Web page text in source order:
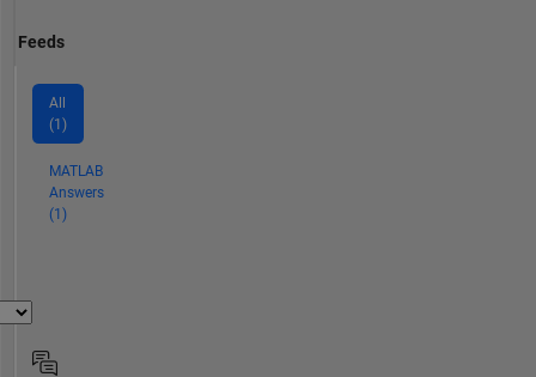
Feeds
All
(1)
MATLAB
Answers
(1)